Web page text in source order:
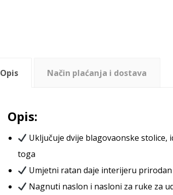
Opis Način plaćanja i dostava
Opis:
Uključuje dvije blagovaonske stolice,
toga
Umjetni ratan daje interijeru
Nagnuti naslon i nasloni za ruke za